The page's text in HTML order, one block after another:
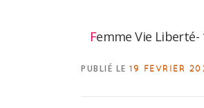
Femme Vie
PUBLIÉ LE 19 FÉVRIER